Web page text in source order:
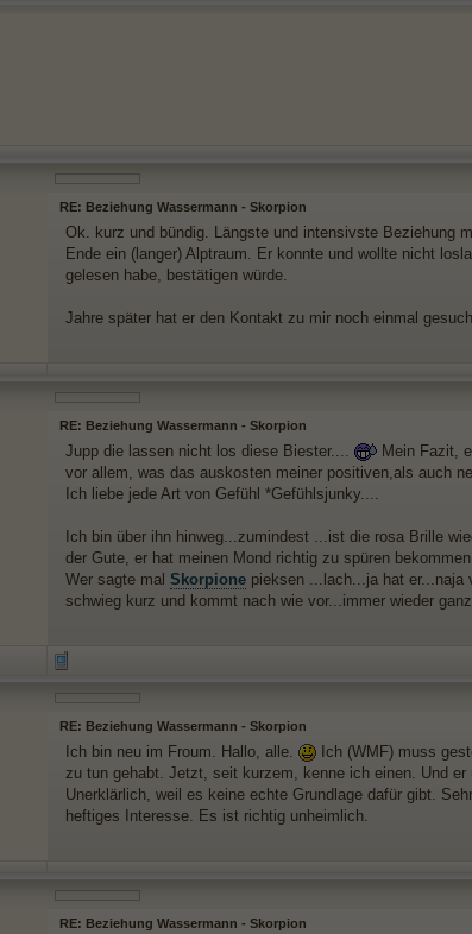
RE: Beziehung Wassermann - Skorpion
Ok. kurz und bündig. Längste und intensivste Beziehung
Ende ein (langer) Alptraum. Er konnte und wollte nicht
gelesen habe, bestätigen würde.
Jahre später hat er den Kontakt zu mir noch einmal
RE: Beziehung Wassermann - Skorpion
Jupp die lassen nicht los diese Biester....
Mein Fazit,
vor allem, was das auskosten meiner positiven,als auch
Ich liebe jede Art von Gefühl *Gefühlsjunky....
Ich bin über ihn hinweg...zumindest ...ist die rosa Brille
der Gute, er hat meinen Mond richtig zu spüren
Wer sagte mal Skorpione pieksen ...lach...ja hat er...naja
schwieg kurz und kommt nach wie vor...immer wieder
RE: Beziehung Wassermann - Skorpion
Ich bin neu im Froum. Hallo, alle. Ich (WMF) muss
zu tun gehabt. Jetzt, seit kurzem, kenne ich einen. Und
Unerklärlich, weil es keine echte Grundlage dafür gibt.
heftiges Interesse. Es ist richtig unheimlich.
RE: Beziehung Wassermann - Skorpion